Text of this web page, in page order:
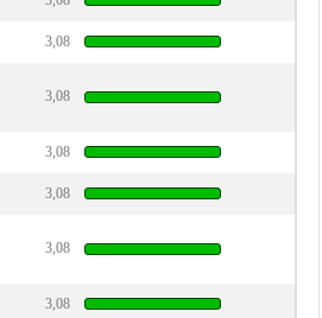
3,08
3,08
3,08
3,08
3,08
3,08